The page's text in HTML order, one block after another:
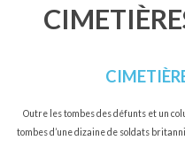
Outre les tombes des défunts et un
tombes d’une dizaine de soldats